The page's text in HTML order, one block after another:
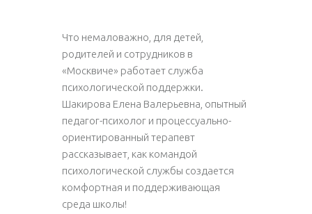
Что немаловажно, для детей,
родителей и сотрудников в
«Москвиче» работает служба
психологической поддержки.
Шакирова Елена Валерьевна, опытный
педагог-психолог и процессуально-
ориентированный терапевт
рассказывает, как командой
психологической службы создается
комфортная и поддерживающая
среда школы!